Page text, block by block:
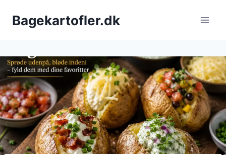
Bagekartofler.dk